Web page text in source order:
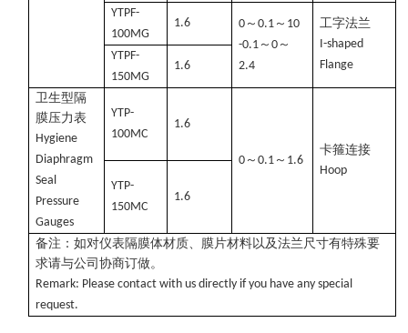
YTPF-
100MG
1.6 0 ～0.1 ～ 10
-0.1 ～0 ～
2.4
工字法兰
I-shaped
Flange
YTPF-
150MG
1.6
卫生型隔
膜压力表
Hygiene
Diaphragm
Seal
Pressure
Gauges
YTP-
100MC
1.6
0 ～0.1 ～ 1.6
卡箍连接
Hoop
YTP-
150MC
1.6
备注：如对仪表隔膜体材质、膜片材料以及法兰尺寸有特殊要
求请与公司协商订做。
Remark: Please contact with us directly if you have any special
request.